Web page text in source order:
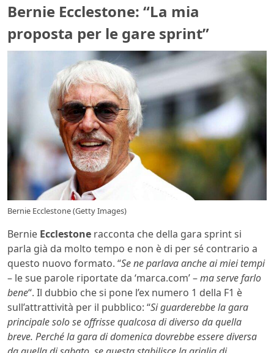
Bernie Ecclestone: “La mia
proposta per le gare sprint”
Bernie Ecclestone (Getty Images)
Bernie Ecclestone racconta che della gara sprint si
parla già da molto tempo e non è di per sé contrario a
questo nuovo formato. “Se ne parlava anche ai miei tempi
– le sue parole riportate da ‘marca.com’ –ma serve farlo
bene“. Il dubbio che si pone l’ex numero 1 della F1 è
sull’attrattività per il pubblico: “Si guarderebbe la gara
principale solo se offrisse qualcosa di diverso da quella
breve. Perché la gara di domenica dovrebbe essere diversa